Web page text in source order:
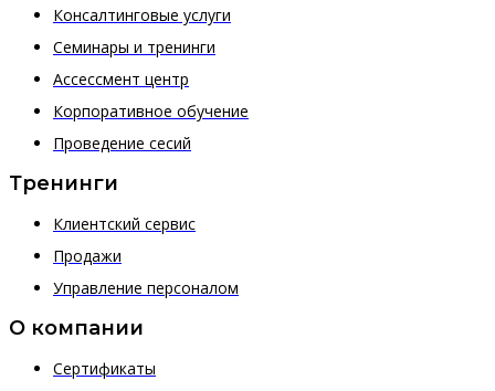
Консалтинговые услуги
Семинары и тренинги
Ассессмент центр
Корпоративное обучение
Проведение сесий
Тренинги
Клиентский сервис
Продажи
Управление персоналом
О компании
Сертификаты